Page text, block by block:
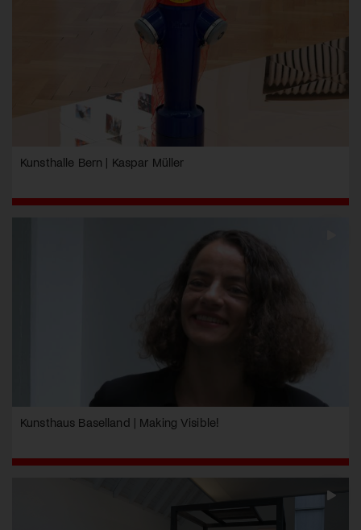
Kunsthalle Bern | Kaspar Müller
Kunsthaus Baselland | Making Visible!